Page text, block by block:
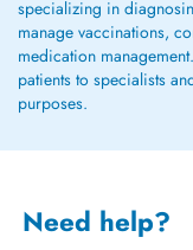
specializing in
manage vaccinations,
medication
patients to specialists
purposes.
Need help?